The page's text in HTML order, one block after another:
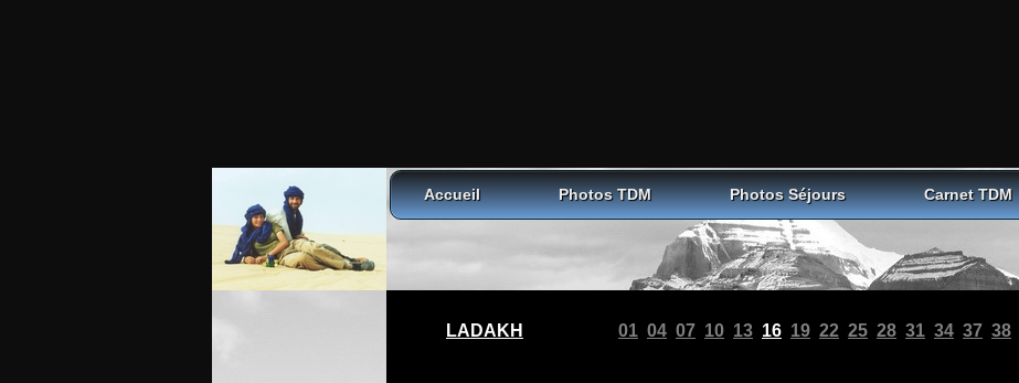
Accueil Photos TDM Photos Séjours Carnet TDM
LADAKH 01 04 07 10 13 16 19 22 25 28 31 34 37 38